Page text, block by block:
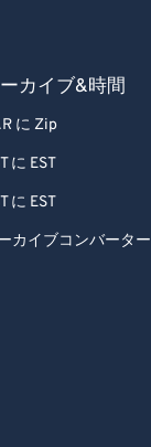
カイブ&時間
に Zip
に EST
に EST
カイブコンバーター